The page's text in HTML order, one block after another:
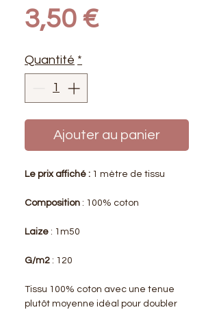
3,50 €Prix
Quantité *
Ajouter au panier
Le prix affiché : 1 mètre de tissu
Composition : 100% coton
Laize : 1m50
G/m2 : 120
Tissu 100% coton avec une tenue
plutôt moyenne idéal pour doubler